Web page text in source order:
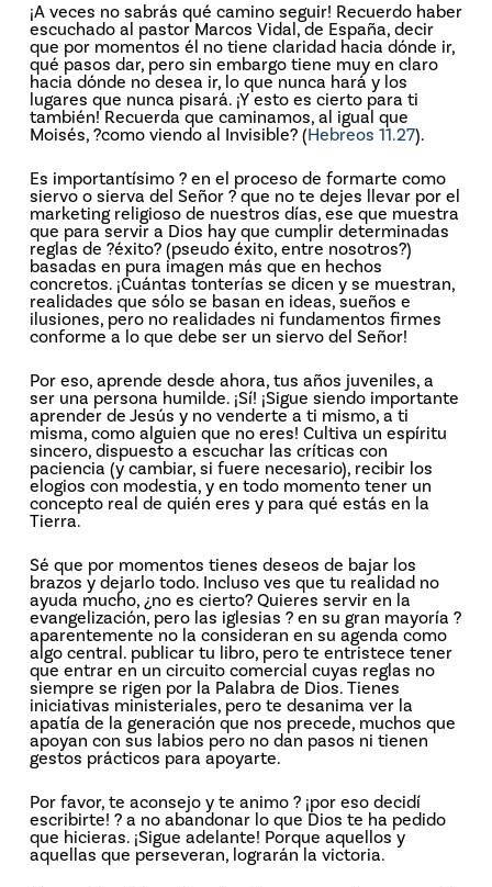
¡A veces no sabrás qué camino seguir! Recuerdo haber
escuchado al pastor Marcos Vidal, de España, decir
que por momentos él no tiene claridad hacia dónde ir,
qué pasos dar, pero sin embargo tiene muy en claro
hacia dónde no desea ir, lo que nunca hará y los
lugares que nunca pisará. ¡Y esto es cierto para ti
también! Recuerda que caminamos, al igual que
Moisés, ?como viendo al Invisible? (Hebreos 11.27).
Es importantísimo ? en el proceso de formarte como
siervo o sierva del Señor ? que no te dejes llevar por el
marketing religioso de nuestros días, ese que muestra
que para servir a Dios hay que cumplir determinadas
reglas de ?éxito? (pseudo éxito, entre nosotros?)
basadas en pura imagen más que en hechos
concretos. ¡Cuántas tonterías se dicen y se muestran,
realidades que sólo se basan en ideas, sueños e
ilusiones, pero no realidades ni fundamentos firmes
conforme a lo que debe ser un siervo del Señor!
Por eso, aprende desde ahora, tus años juveniles, a
ser una persona humilde. ¡Sí! ¡Sigue siendo importante
aprender de Jesús y no venderte a ti mismo, a ti
misma, como alguien que no eres! Cultiva un espíritu
sincero, dispuesto a escuchar las críticas con
paciencia (y cambiar, si fuere necesario), recibir los
elogios con modestia, y en todo momento tener un
concepto real de quién eres y para qué estás en la
Tierra.
Sé que por momentos tienes deseos de bajar los
brazos y dejarlo todo. Incluso ves que tu realidad no
ayuda mucho, ¿no es cierto? Quieres servir en la
evangelización, pero las iglesias ? en su gran mayoría ?
aparentemente no la consideran en su agenda como
algo central. publicar tu libro, pero te entristece tener
que entrar en un circuito comercial cuyas reglas no
siempre se rigen por la Palabra de Dios. Tienes
iniciativas ministeriales, pero te desanima ver la
apatía de la generación que nos precede, muchos que
apoyan con sus labios pero no dan pasos ni tienen
gestos prácticos para apoyarte.
Por favor, te aconsejo y te animo ? ¡por eso decidí
escribirte! ? a no abandonar lo que Dios te ha pedido
que hicieras. ¡Sigue adelante! Porque aquellos y
aquellas que perseveran, lograrán la victoria.